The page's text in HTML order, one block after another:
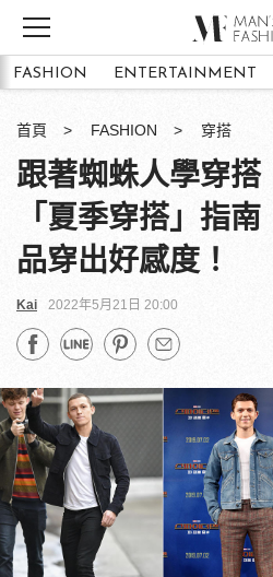
FASHION ENTERTAINMENT
首頁 FASHION 穿搭
跟著蜘蛛人學穿搭
「夏季穿搭」指
品穿出好感度！
Kai 2022年5月21日 20:00